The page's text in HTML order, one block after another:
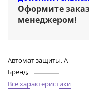
Оформите
менеджером!
Автомат защиты, А
Бренд,
Все характеристики